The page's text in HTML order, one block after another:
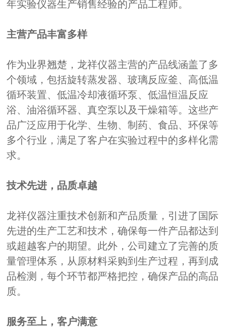
年实验仪器生产销售经验的产品工程师。
主营产品丰富多样
作为业界翘楚，龙祥仪器主营的产品线涵盖了多
个领域，包括旋转蒸发器、玻璃反应釜、高低温
循环装置、低温冷却液循环泵、低温恒温反应
浴、油浴循环器、真空泵以及干燥箱等。这些产
品广泛应用于化学、生物、制药、食品、环保等
多个行业，满足了客户在实验过程中的多样化需
求。
技术先进，品质卓越
龙祥仪器注重技术创新和产品质量，引进了国际
先进的生产工艺和技术，确保每一件产品都达到
或超越客户的期望。此外，公司建立了完善的质
量管理体系，从原材料采购到生产过程，再到成
品检测，每个环节都严格把控，确保产品的高品
质。
服务至上，客户满意